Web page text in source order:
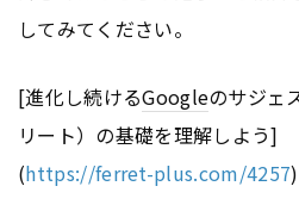
してみてください。
[進化し続けるGoogleのサジェ
リート）の基礎を理解しよう]
(https://ferret-plus.com/4257)